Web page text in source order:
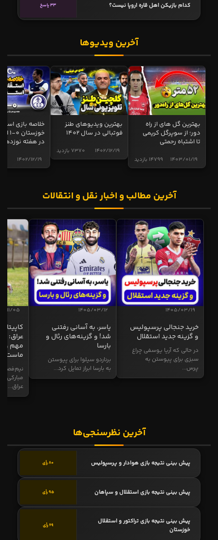
کدام بازیکن اهل قاره اروپا نیست؟ 33 پاسخ
آخرین ویدیوها
بهترین گل های از راه
دور؛ از سوپرگل کریمی
تا اشتباه رحمتی
14799 بازدید 1403/01/19
بهترین ویدیوهای طنز
فوتبالی در سال 1402
7370 بازدید 1402/12/19
خلاصه بازی
در هفته نوزدهم
1402/12/19
آخرین مطالب و اخبار نقل و انتقالات
1405/03/19
خرید جنجالی پرسپولیس
و گزینه جدید استقلال
در حالی که آریا یوسفی چراغ
سبزی برای پیوستن به
پرس...
1405/03/12
یاسر، به آسانی رفتنی
شد! و گزینه‌های رئال و
بارسا
برناردو سیلوا برای پیوستن
به بارسا ابراز تمایل کرد...
11/05
عراق:
مهم و
ماست
نیم‌فصل
مبارکی
عراق...
آخرین نظرسنجی‌ها
پیش بینی نتیجه بازی هوادار و پرسپولیس 80 رأی
پیش بینی نتیجه بازی استقلال و سپاهان 95 رأی
پیش بینی نتیجه بازی تراکتور و استقلال
خوزستان
69 رأی